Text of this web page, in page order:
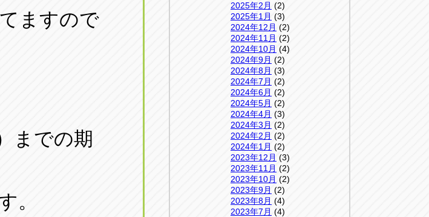
ますので
までの期
。
2025年2月 (2)
2025年1月 (3)
2024年12月 (2)
2024年11月 (2)
2024年10月 (4)
2024年9月 (2)
2024年8月 (3)
2024年7月 (2)
2024年6月 (2)
2024年5月 (2)
2024年4月 (3)
2024年3月 (2)
2024年2月 (2)
2024年1月 (2)
2023年12月 (3)
2023年11月 (2)
2023年10月 (2)
2023年9月 (2)
2023年8月 (4)
2023年7月 (4)